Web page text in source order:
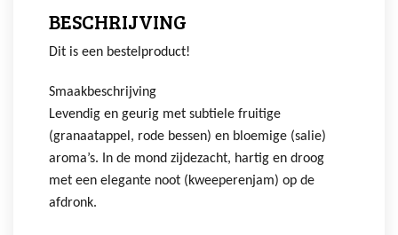
BESCHRIJVING
Dit is een bestelproduct!
Smaakbeschrijving
Levendig en geurig met subtiele fruitige
(granaatappel, rode bessen) en bloemige (salie)
aroma’s. In de mond zijdezacht, hartig en droog
met een elegante noot (kweeperenjam) op de
afdronk.